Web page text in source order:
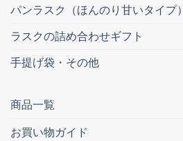
パンラスク（ほんのり甘いタイプ）
ラスクの詰め合わせギフト
手提げ袋・その他
商品一覧
お買い物ガイド